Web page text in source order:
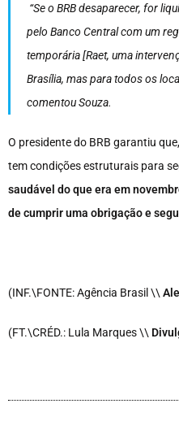
“Se o BRB desaparecer, for
pelo Banco Central com um
temporária [Raet, uma
Brasília, mas para todos os
comentou Souza.
O presidente do BRB garantiu
tem condições estruturais para
saudável do que era em
de cumprir uma obrigação e
(INF.\FONTE: Agência Brasil \\
(FT.\CRÉD.: Lula Marques \\